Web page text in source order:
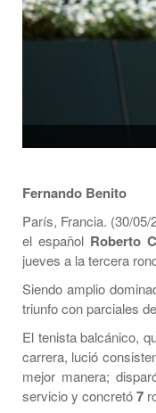
Fernando Benito
París, Francia. (30/
el español Roberto
jueves a la tercera
Siendo amplio
triunfo con parciales de
El tenista balcánico,
carrera, lució
mejor manera;
servicio y concretó7